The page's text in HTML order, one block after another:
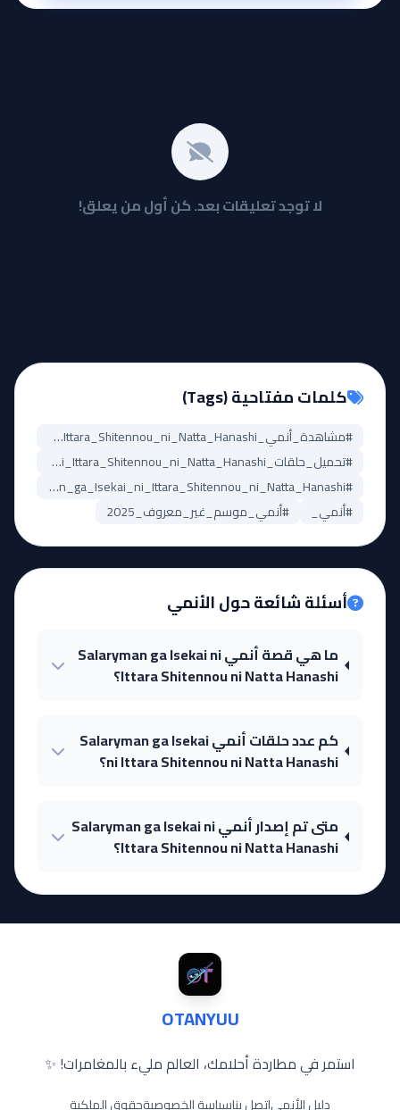
لا توجد تعليقات بعد. كن أول من يعلق!
كلمات مفتاحية (Tags)
#مشاهدة_أنمي_Salaryman_ga_Isekai_ni_Ittara_Shitennou_ni_Natta_Hanashi
#تحميل_حلقات_Salaryman_ga_Isekai_ni_Ittara_Shitennou_ni_Natta_Hanashi
#Salaryman_ga_Isekai_ni_Ittara_Shitennou_ni_Natta_Hanashi_مترجم
#أنمي_
#أنمي_موسم_غير_معروف_2025
أسئلة شائعة حول الأنمي
ما هي قصة أنمي Salaryman ga Isekai ni
Ittara Shitennou ni Natta Hanashi؟
كم عدد حلقات أنمي Salaryman ga Isekai
ni Ittara Shitennou ni Natta Hanashi؟
متى تم إصدار أنمي Salaryman ga Isekai ni
Ittara Shitennou ni Natta Hanashi؟
OTANYUU
استمر في مطاردة أحلامك، العالم مليء بالمغامرات! ✨
دليل الأنمياتصل بناسياسة الخصوصيةحقوق الملكية